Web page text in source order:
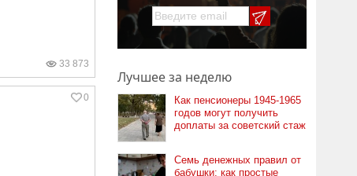
33 873
0
Лучшее за неделю
Как пенсионеры 1945-1965
годов могут получить
доплаты за советский стаж
Семь денежных правил от
бабушки: как простые